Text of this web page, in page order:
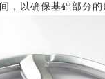
，以确保基础部分的